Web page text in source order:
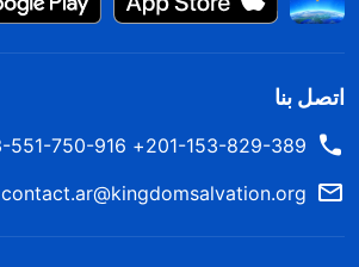
اتصل بنا
201-153-829-389+ 213-551-750-916+
contact.ar@kingdomsalvation.org